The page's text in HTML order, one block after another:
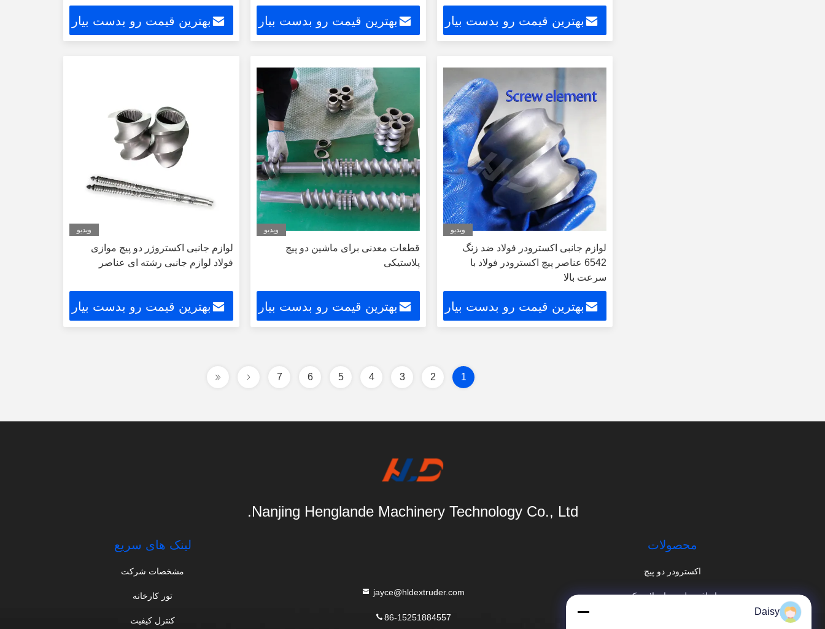
بهترین قیمت رو بدست بیار بهترین قیمت رو بدست بیار بهترین قیمت رو بدست بیار
ویدیو
لوازم جانبی اکسترودر فولاد ضد زنگ
6542 عناصر پیچ اکسترودر فولاد با
سرعت بالا
بهترین قیمت رو بدست بیار
ویدیو
قطعات معدنی برای ماشین دو پیچ
پلاستیکی
بهترین قیمت رو بدست بیار
ویدیو
لوازم جانبی اکستروژر دو پیچ موازی
فولاد لوازم جانبی رشته ای عناصر
بهترین قیمت رو بدست بیار
1
2
3
4
5
6
7
Nanjing Henglande Machinery Technology Co., Ltd.
محصولات
اکسترودر دو پیچ
بازیافت پلت ساز پلاستیکی jayce@hldextruder.com
86-15251884557
لینک های سریع
مشخصات شرکت
تور کارخانه
کنترل کیفیت
Daisy